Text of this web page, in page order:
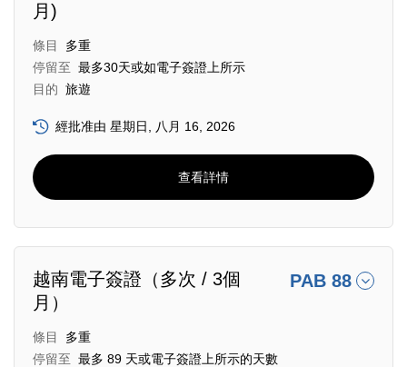
月)
條目
多重
停留至 最多30天或如電子簽證上所示
目的 旅遊
經批准由 星期日, 八月 16, 2026
查看詳情
越南電子簽證（多次 / 3個
月）
PAB 88
條目
多重
停留至 最多 89 天或電子簽證上所示的天數